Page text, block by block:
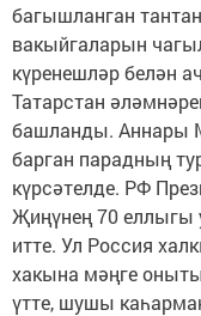
багышланган
вакыйгаларын
күренешләр белән
Татарстан
башланды. Аннары
барган парадның
күрсәтелде. РФ
Җиңүнең 70 еллыгы
итте. Ул Россия
хакына мәңге
үтте, шушы